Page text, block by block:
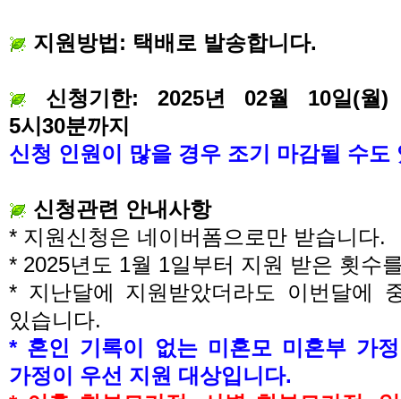
지원방법 : 택배로 발송합니다.
신청기한: 2025년 02월 10일(월)
5시 30분까지
신청 인원이 많을 경우 조기 마감될 수도
신청관련 안내사항
* 지원신청은 네이버폼으로만 받습니다.
* 2025년도 1월 1일부터 지원 받은 횟수
* 지난달에 지원받았더라도 이번달에
있습니다.
* 혼인 기록이 없는 미혼모 미혼부 가
가정이 우선 지원 대상입니다.